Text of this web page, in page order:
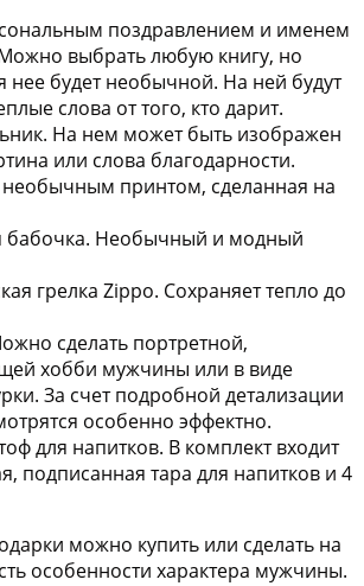
поздравлением и именем
выбрать любую книгу, но
нее будет необычной. На ней будут
слова от того, кто дарит.
. На нем может быть изображен
или слова благодарности.
необычным принтом, сделанная на
бабочка. Необычный и модный
грелка Zippo. Сохраняет тепло до
сделать портретной,
хобби мужчины или в виде
За счет подробной детализации
особенно эффектно.
для напитков. В комплект входит
подписанная тара для напитков и 4
можно купить или сделать на
особенности характера мужчины.